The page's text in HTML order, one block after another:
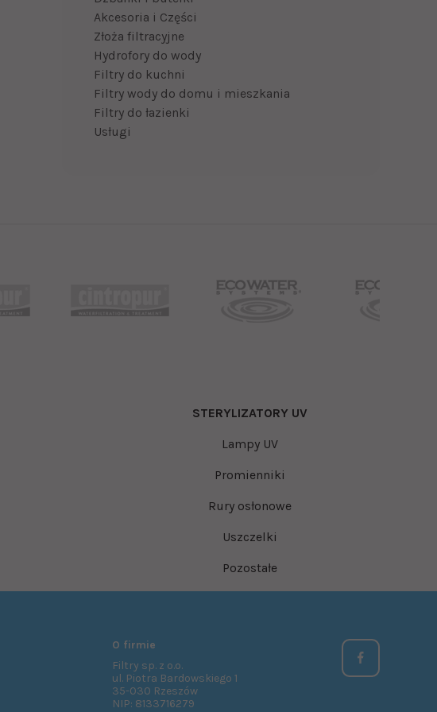
Akcesoria i Części
Złoża filtracyjne
Hydrofory do wody
Filtry do kuchni
Filtry wody do domu i mieszkania
Filtry do łazienki
Usługi
STERYLIZATORY UV
Lampy UV
Promienniki
Rury osłonowe
Uszczelki
Pozostałe
O firmie
Filtry sp. z o.o.
ul. Piotra Bardowskiego 1
35-030 Rzeszów
NIP: 8133716279